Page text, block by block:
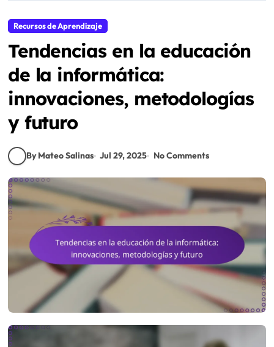
Recursos de Aprendizaje
Tendencias en la educación
de la informática:
innovaciones, metodologías
y futuro
By Mateo Salinas Jul 29, 2025 No Comments